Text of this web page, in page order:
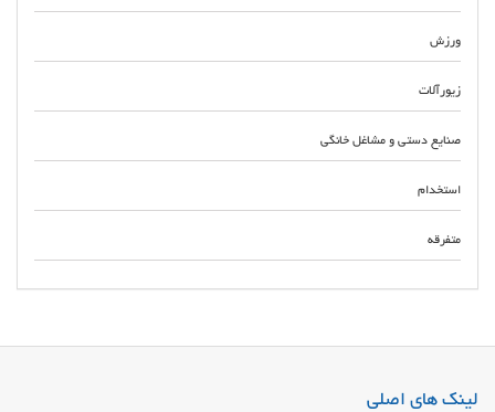
ورزش
زیورآلات
صنایع دستی و مشاغل خانگی
استخدام
متفرقه
لینک های اصلی